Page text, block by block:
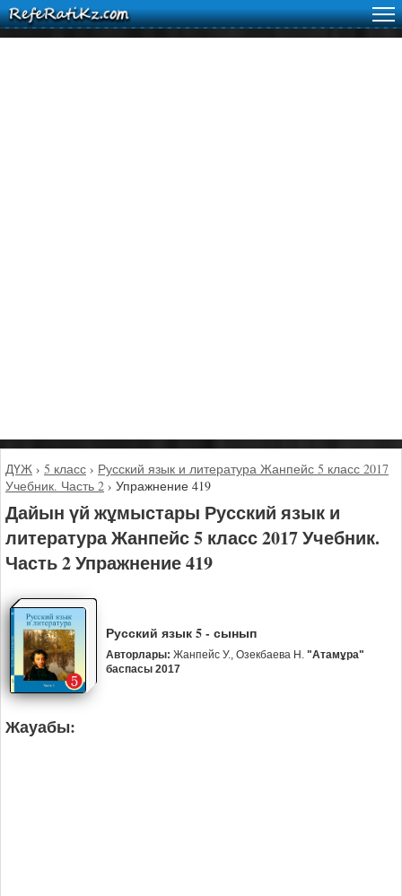
ДҮЖ › 5 класс › Русский язык и литература Жанпейс 5 класс 2017
Учебник. Часть 2 › Упражнение 419
Дайын үй жұмыстары Русский язык и
литература Жанпейс 5 класс 2017 Учебник.
Часть 2 Упражнение 419
Русский язык 5 - сынып
Авторлары: Жанпейс У., Озекбаева Н. "Атамұра"
баспасы 2017
Жауабы: